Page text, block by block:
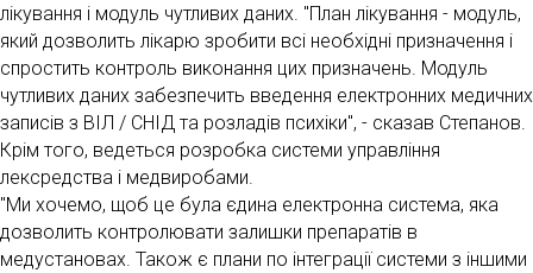
лікування і модуль чутливих даних. "План лікування - модуль,
який дозволить лікарю зробити всі необхідні призначення і
спростить контроль виконання цих призначень. Модуль
чутливих даних забезпечить введення електронних медичних
записів з ВІЛ / СНІД та розладів психіки", - сказав Степанов.
Крім того, ведеться розробка системи управління
лексредства і медвиробами.
"Ми хочемо, щоб це була єдина електронна система, яка
дозволить контролювати залишки препаратів в
медустановах. Також є плани по інтеграції системи з іншими